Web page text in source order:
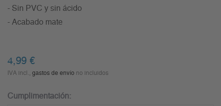
- Sin PVC y sin ácido
- Acabado mate
4,99 €
IVA incl., gastos de envío no incluidos
Cumplimentación: